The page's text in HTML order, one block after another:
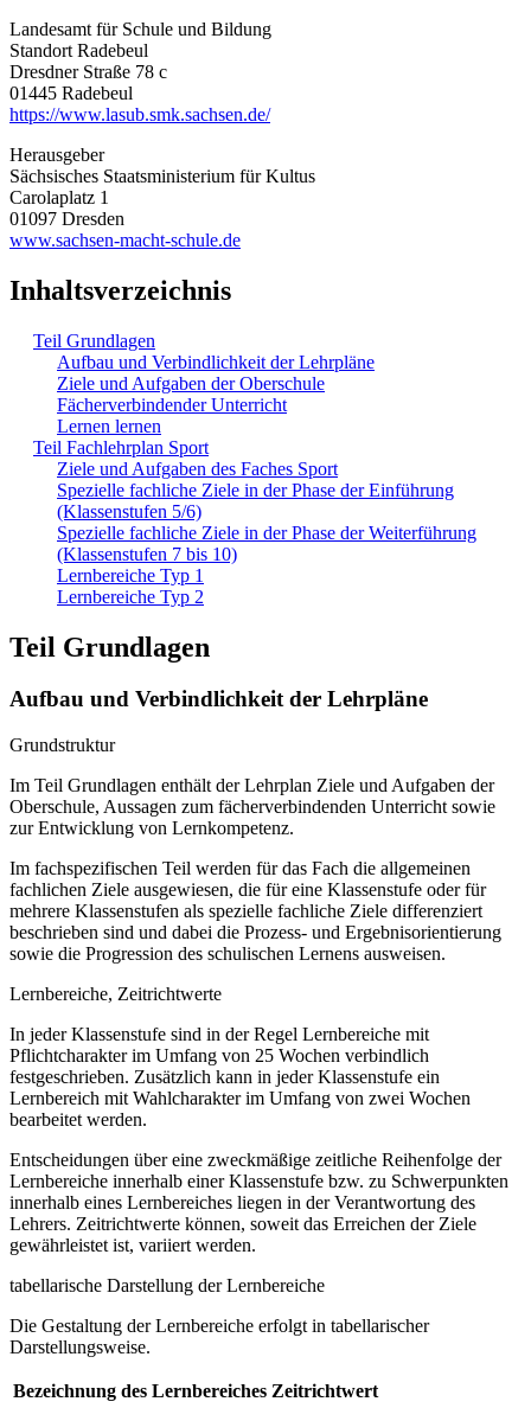
Landesamt für Schule und Bildung
Standort Radebeul
Dresdner Straße 78 c
01445 Radebeul
https://www.lasub.smk.sachsen.de/
Herausgeber
Sächsisches Staatsministerium für Kultus
Carolaplatz 1
01097 Dresden
www.sachsen-macht-schule.de
Inhaltsverzeichnis
Teil Grundlagen
Aufbau und Verbindlichkeit der Lehrpläne
Ziele und Aufgaben der Oberschule
Fächerverbindender Unterricht
Lernen lernen
Teil Fachlehrplan Sport
Ziele und Aufgaben des Faches Sport
Spezielle fachliche Ziele in der Phase der Einführung
(Klassenstufen 5/6)
Spezielle fachliche Ziele in der Phase der Weiterführung
(Klassenstufen 7 bis 10)
Lernbereiche Typ 1
Lernbereiche Typ 2
Teil Grundlagen
Aufbau und Verbindlichkeit der Lehrpläne
Grundstruktur
Im Teil Grundlagen enthält der Lehrplan Ziele und Aufgaben der
Oberschule, Aussagen zum fächerverbindenden Unterricht sowie
zur Entwicklung von Lernkompetenz.
Im fachspezifischen Teil werden für das Fach die allgemeinen
fachlichen Ziele ausgewiesen, die für eine Klassenstufe oder für
mehrere Klassenstufen als spezielle fachliche Ziele differenziert
beschrieben sind und dabei die Prozess- und Ergebnisorientierung
sowie die Progression des schulischen Lernens ausweisen.
Lernbereiche, Zeitrichtwerte
In jeder Klassenstufe sind in der Regel Lernbereiche mit
Pflichtcharakter im Umfang von 25 Wochen verbindlich
festgeschrieben. Zusätzlich kann in jeder Klassenstufe ein
Lernbereich mit Wahlcharakter im Umfang von zwei Wochen
bearbeitet werden.
Entscheidungen über eine zweckmäßige zeitliche Reihenfolge der
Lernbereiche innerhalb einer Klassenstufe bzw. zu Schwerpunkten
innerhalb eines Lernbereiches liegen in der Verantwortung des
Lehrers. Zeitrichtwerte können, soweit das Erreichen der Ziele
gewährleistet ist, variiert werden.
tabellarische Darstellung der Lernbereiche
Die Gestaltung der Lernbereiche erfolgt in tabellarischer
Darstellungsweise.
Bezeichnung des Lernbereiches Zeitrichtwert